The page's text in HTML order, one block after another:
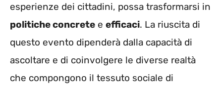
esperienze dei cittadini, possa trasformarsi in
politiche concrete e efficaci. La riuscita di
questo evento dipenderà dalla capacità di
ascoltare e di coinvolgere le diverse realtà
che compongono il tessuto sociale di